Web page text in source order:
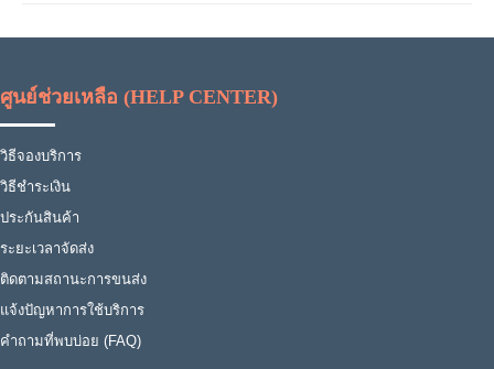
ศูนย์ช่วยเหลือ (HELP CENTER)
วิธีจองบริการ
วิธีชำระเงิน
ประกันสินค้า
ระยะเวลาจัดส่ง
ติดตามสถานะการขนส่ง
แจ้งปัญหาการใช้บริการ
คำถามที่พบบ่อย (FAQ)